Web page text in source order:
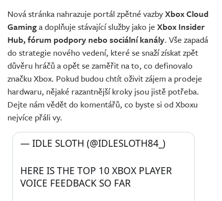
Nová stránka nahrazuje portál zpětné vazbyXbox Cloud
Gaminga doplňuje stávající služby jako je Xbox Insider
Hub, fórum podpory nebo sociální kanály. Vše zapadá
do strategie nového vedení, které se snaží získat zpět
důvěru hráčů a opět se zaměřit na to, co definovalo
značku Xbox. Pokud budou chtít oživit zájem a prodeje
hardwaru, nějaké razantnější kroky jsou jistě potřeba.
Dejte nám vědět do komentářů, co byste si od Xboxu
nejvíce přáli vy.
HERE IS THE TOP 10 XBOX PLAYER
VOICE FEEDBACK SO FAR
— IDLE SLOTH (@IDLESLOTH84_)